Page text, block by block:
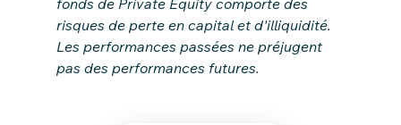
risques de perte en capital et d'illiquidité.
Les performances passées ne préjugent
pas des performances futures.